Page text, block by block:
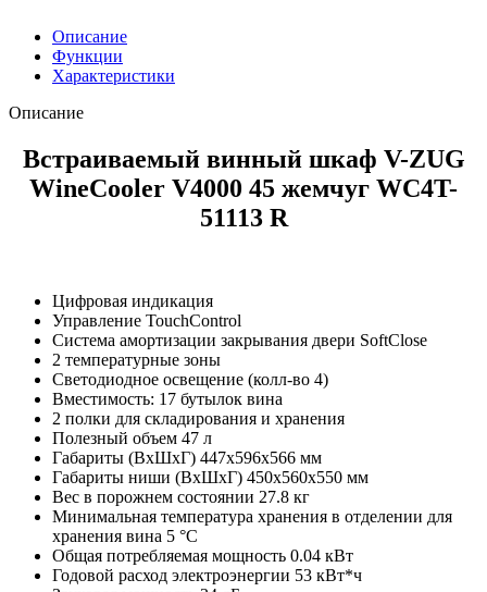
Описание
Функции
Характеристики
Описание
Встраиваемый винный шкаф V-ZUG
WineCooler V4000 45 жемчуг WC4T-
51113 R
Цифровая индикация
Управление TouchControl
Система амортизации закрывания двери SoftClose
2 температурные зоны
Светодиодное освещение (колл-во 4)
Вместимость: 17 бутылок вина
2 полки для складирования и хранения
Полезный объем 47 л
Габариты (ВхШхГ) 447х596х566 мм
Габариты ниши (ВхШхГ) 450х560х550 мм
Вес в порожнем состоянии 27.8 кг
Минимальная температура хранения в отделении для
хранения вина 5 °C
Общая потребляемая мощность 0.04 кВт
Годовой расход электроэнергии 53 кВт*ч